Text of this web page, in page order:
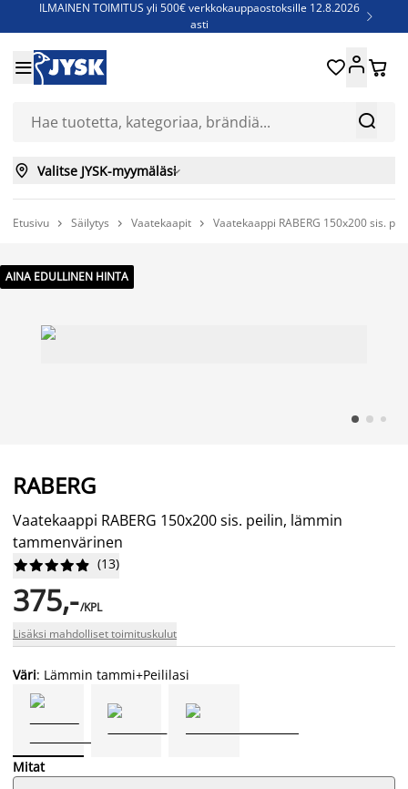
ILMAINEN TOIMITUS yli 500€ verkkokauppaostoksille 12.8.2026
asti

Jenkkisänkyjä - Säästä jopa 60%


 
 Valitse JYSK-myymäläsi
Etusivu  Säilytys  Vaatekaapit  Vaatekaappi RABERG 150x200 sis.
AINA EDULLINEN HINTA
RABERG
Vaatekaappi RABERG 150x200 sis. peilin, lämmin
tammenvärinen





 (13)
375,-/KPL
Lisäksi mahdolliset toimituskulut
Väri: Lämmin tammi+Peililasi
Mitat